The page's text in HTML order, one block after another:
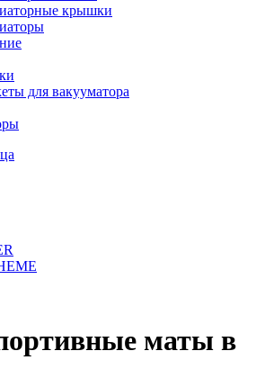
крышки
для вакууматора
маты в